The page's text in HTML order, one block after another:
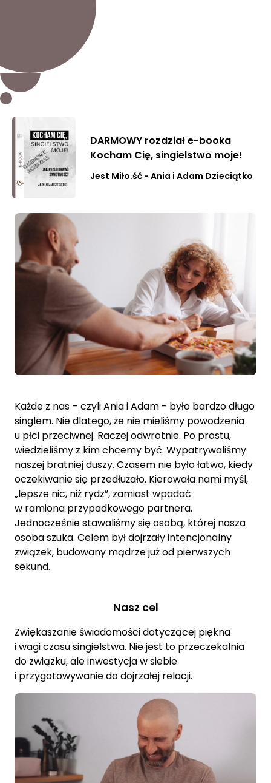
DARMOWY rozdział e-booka
Kocham Cię, singielstwo moje!
Jest Miło.ść - Ania i Adam Dzieciątko
Każde z nas – czyli Ania i Adam - było bardzo długo
singlem. Nie dlatego, że nie mieliśmy powodzenia
u płci przeciwnej. Raczej odwrotnie. Po prostu,
wiedzieliśmy z kim chcemy być. Wypatrywaliśmy
naszej bratniej duszy. Czasem nie było łatwo, kiedy
oczekiwanie się przedłużało. Kierowała nami myśl,
„lepsze nic, niż rydz”, zamiast wpadać
w ramiona przypadkowego partnera.
Jednocześnie stawaliśmy się osobą, której nasza
osoba szuka. Celem był dojrzały intencjonalny
związek, budowany mądrze już od pierwszych
sekund.
Nasz cel
Zwiękaszanie świadomości dotyczącej piękna
i wagi czasu singielstwa. Nie jest to przeczekalnia
do związku, ale inwestycja w siebie
i przygotowywanie do dojrzałej relacji.